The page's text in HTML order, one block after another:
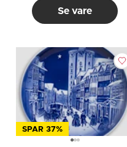
Se vare
SPAR 37%